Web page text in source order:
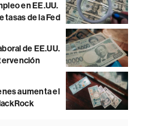
en EE.UU.
tasas de la Fed
de EE.UU.
aumenta el